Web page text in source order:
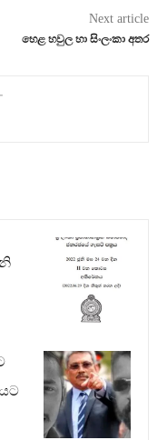
Next article
හෙළ හවුල හා සිංලංකා අතර